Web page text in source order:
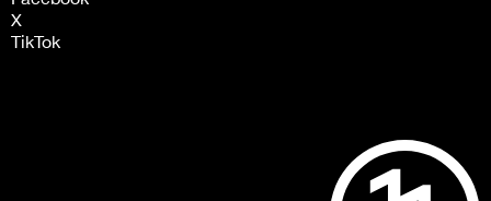
X
TikTok